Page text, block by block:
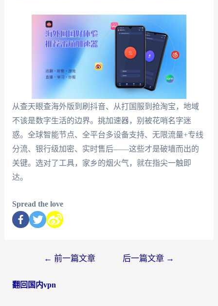
从查天眼查海外版到刷抖音、从打国服到抢淘宝，地域
不该是数字生活的边界。挑加速器，别被花哨名字迷
惑。全球智能节点、全平台多设备支持、无限流量+专线
分流、银行级加密、实时售后——这些才是破墙而出的
关键。选对了工具，家乡的烟火气，就在指尖一触即
达。
Spread the love
← 前一篇文章 后一篇文章 →
翻回国内vpn